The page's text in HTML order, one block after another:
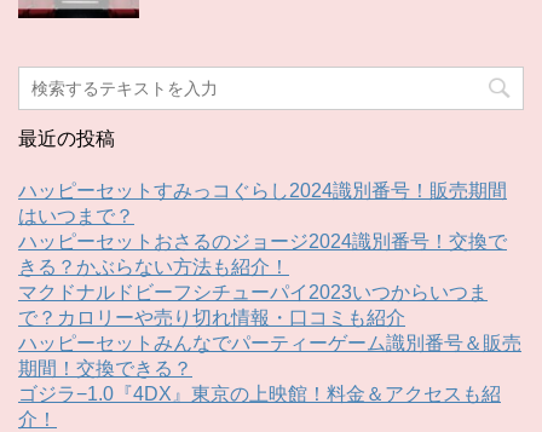
最近の投稿
ハッピーセットすみっコぐらし2024識別番号！販売期間
はいつまで？
ハッピーセットおさるのジョージ2024識別番号！交換で
きる？かぶらない方法も紹介！
マクドナルドビーフシチューパイ2023いつからいつま
で？カロリーや売り切れ情報・口コミも紹介
ハッピーセットみんなでパーティーゲーム識別番号＆販売
期間！交換できる？
ゴジラ−1.0『4DX』東京の上映館！料金＆アクセスも紹
介！